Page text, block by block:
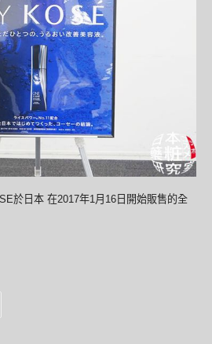
於日本 在2017年1月16日開始販售的全